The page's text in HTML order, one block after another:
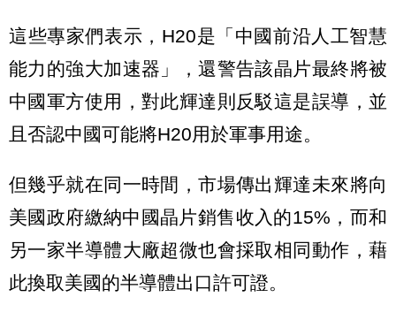
這些專家們表示，H20是「中國前沿人工智慧
能力的強大加速器」，還警告該晶片最終將被
中國軍方使用，對此輝達則反駁這是誤導，並
且否認中國可能將H20用於軍事用途。
但幾乎就在同一時間，市場傳出輝達未來將向
美國政府繳納中國晶片銷售收入的15%，而和
另一家半導體大廠超微也會採取相同動作，藉
此換取美國的半導體出口許可證。